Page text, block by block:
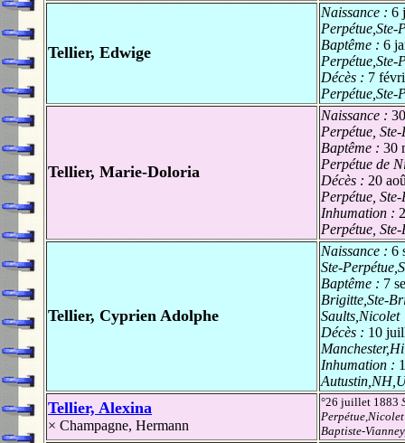
Tellier, Edwige
Naissance : 6
Perpétue,Ste-
Baptême : 6
Perpétue,Ste-
Décès : 7
Perpétue,Ste-
Tellier, Marie-Doloria
Naissance :
Perpétue,
Baptême : 30
Perpétue de
Décès : 20
Perpétue,
Inhumation :
Perpétue,
Tellier, Cyprien Adolphe
Naissance : 6
Ste-
Baptême : 7
Brigitte,Ste-
Saults,Nicolet
Décès : 10
Inhumation :
Tellier, Alexina
× Champagne, Hermann
°26 juillet 1883
Perpétue,Nicolet
Baptiste-